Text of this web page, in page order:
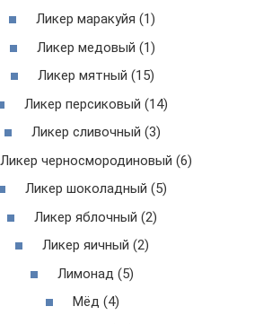
Ликер маракуйя (1)
Ликер медовый (1)
Ликер мятный (15)
Ликер персиковый (14)
Ликер сливочный (3)
Ликер черносмородиновый (6)
Ликер шоколадный (5)
Ликер яблочный (2)
Ликер яичный (2)
Лимонад (5)
Мёд (4)